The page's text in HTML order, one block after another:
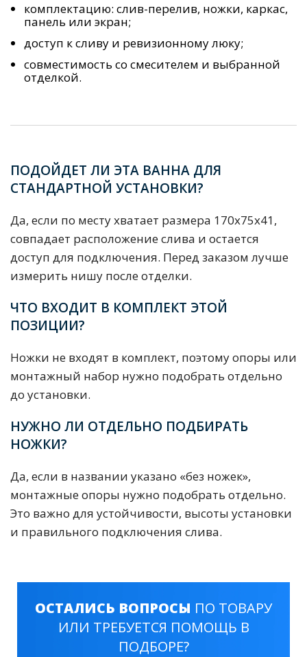
комплектацию: слив-перелив, ножки, каркас,
панель или экран;
доступ к сливу и ревизионному люку;
совместимость со смесителем и выбранной
отделкой.
ПОДОЙДЕТ ЛИ ЭТА ВАННА ДЛЯ
СТАНДАРТНОЙ УСТАНОВКИ?
Да, если по месту хватает размера 170x75x41,
совпадает расположение слива и остается
доступ для подключения. Перед заказом лучше
измерить нишу после отделки.
ЧТО ВХОДИТ В КОМПЛЕКТ ЭТОЙ
ПОЗИЦИИ?
Ножки не входят в комплект, поэтому опоры или
монтажный набор нужно подобрать отдельно
до установки.
НУЖНО ЛИ ОТДЕЛЬНО ПОДБИРАТЬ
НОЖКИ?
Да, если в названии указано «без ножек»,
монтажные опоры нужно подобрать отдельно.
Это важно для устойчивости, высоты установки
и правильного подключения слива.
ОСТАЛИСЬ ВОПРОСЫ ПО ТОВАРУ
ИЛИ ТРЕБУЕТСЯ ПОМОЩЬ В
ПОДБОРЕ?